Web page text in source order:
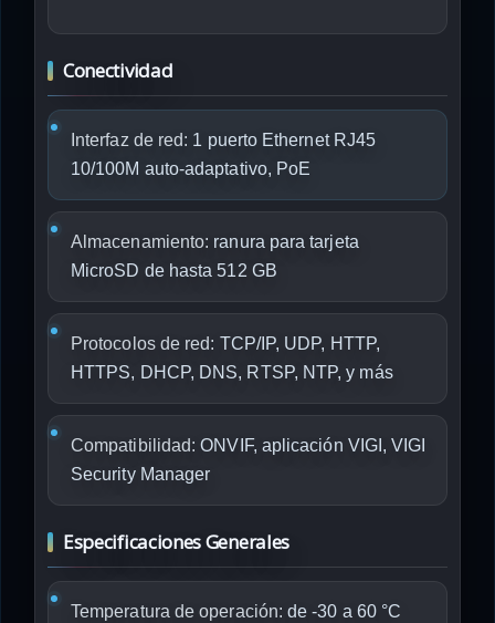
Conectividad
Interfaz de red: 1 puerto Ethernet RJ45
10/100M auto-adaptativo, PoE
Almacenamiento: ranura para tarjeta
MicroSD de hasta 512 GB
Protocolos de red: TCP/IP, UDP, HTTP,
HTTPS, DHCP, DNS, RTSP, NTP, y más
Compatibilidad: ONVIF, aplicación VIGI, VIGI
Security Manager
Especificaciones Generales
Temperatura de operación: de -30 a 60 °C